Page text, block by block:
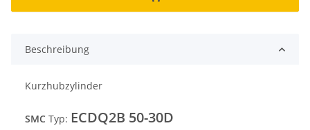
Beschreibung
Kurzhubzylinder
SMC Typ: ECDQ2B 50-30D